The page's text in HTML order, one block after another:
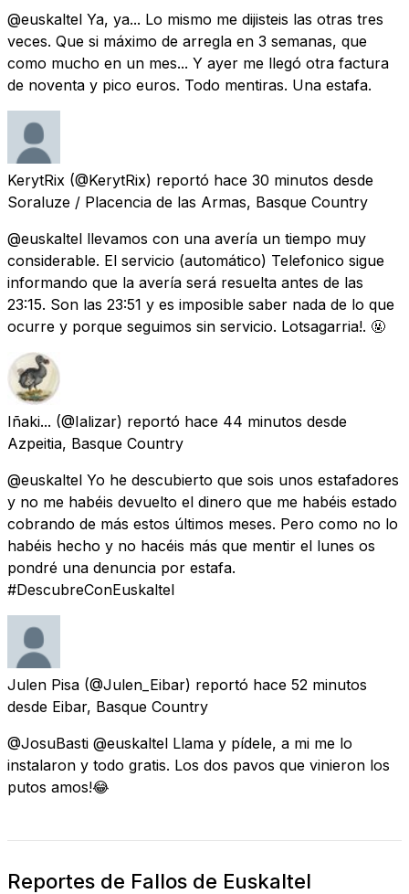
@euskaltel Ya, ya... Lo mismo me dijisteis las otras tres
veces. Que si máximo de arregla en 3 semanas, que
como mucho en un mes... Y ayer me llegó otra factura
de noventa y pico euros. Todo mentiras. Una estafa.
KerytRix (@KerytRix) reportó hace 30 minutos desde
Soraluze / Placencia de las Armas, Basque Country
@euskaltel llevamos con una avería un tiempo muy
considerable. El servicio (automático) Telefonico sigue
informando que la avería será resuelta antes de las
23:15. Son las 23:51 y es imposible saber nada de lo que
ocurre y porque seguimos sin servicio. Lotsagarria!. 🤬
Iñaki... (@Ializar) reportó hace 44 minutos desde
Azpeitia, Basque Country
@euskaltel Yo he descubierto que sois unos estafadores
y no me habéis devuelto el dinero que me habéis estado
cobrando de más estos últimos meses. Pero como no lo
habéis hecho y no hacéis más que mentir el lunes os
pondré una denuncia por estafa.
#DescubreConEuskaltel
Julen Pisa (@Julen_Eibar) reportó hace 52 minutos
desde Eibar, Basque Country
@JosuBasti @euskaltel Llama y pídele, a mi me lo
instalaron y todo gratis. Los dos pavos que vinieron los
putos amos!😂
Reportes de Fallos de Euskaltel